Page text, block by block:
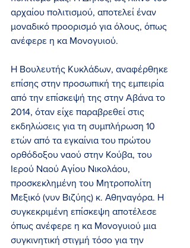
αρχαίου πολιτισμού, αποτελεί έναν
μοναδικό προορισμό για όλους, όπως
ανέφερε η κα Μονογυιού.
Η Βουλευτής Κυκλάδων, αναφέρθηκε
επίσης στην προσωπική της εμπειρία
από την επίσκεψή της στην Αβάνα το
2014, όταν είχε παραβρεθεί στις
εκδηλώσεις για τη συμπλήρωση 10
ετών από τα εγκαίνια του πρώτου
ορθόδοξου ναού στην Κούβα, του
Ιερού Ναού Αγίου Νικολάου,
προσκεκλημένη του Μητροπολίτη
Μεξικό (νυν Βιζύης) κ. Αθηναγόρα. Η
συγκεκριμένη επίσκεψη αποτέλεσε
όπως ανέφερε η κα Μονογυιού μια
συγκινητική στιγμή τόσο για την